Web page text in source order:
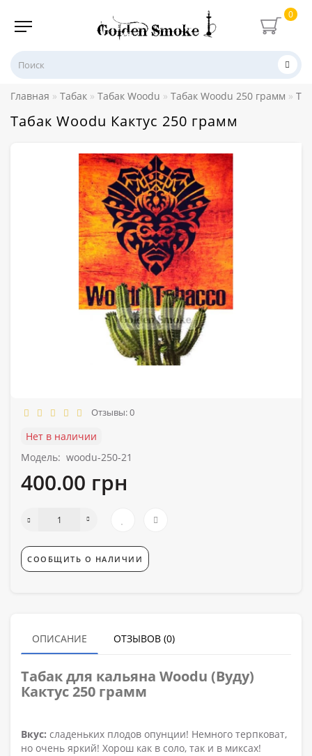
0
Главная Табак Табак Woodu Табак Woodu 250 грамм
Табак Woodu Кактус 250 грамм
Отзывы: 0
Нет в наличии
Модель: woodu-250-21
400.00 грн
СООБЩИТЬ О НАЛИЧИИ
ОПИСАНИЕ ОТЗЫВОВ (0)
Табак для кальяна Woodu (Вуду)
Кактус 250 грамм
Вкус: сладеньких плодов опунции! Немного терпковат,
но очень яркий! Хорош как в соло, так и в миксах!